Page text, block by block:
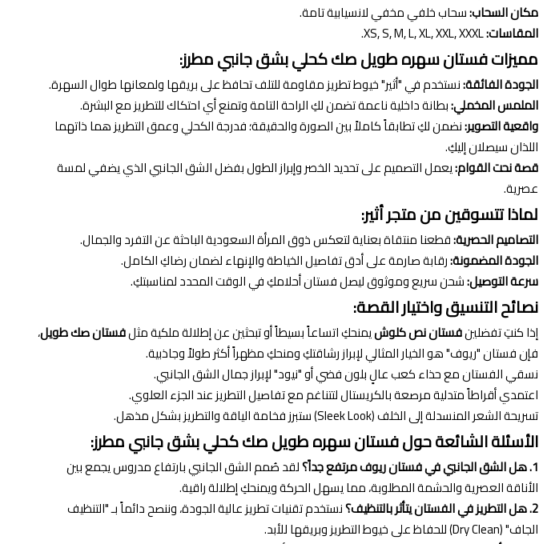
مكان السحاب:سحاب خلفي مخفي لانسيابية تامة.
المقاسات:
مميزات فستان سهره طويل صك كحلي بشق جانبي مطرز:
الجودة الفائقة:نستخدم في "أثير" خيوط تطريز مقاومة للتلف تحافظ على بريقها ولمعانها طوال السهرة.
الملمس المخملي:بطانة داخلية ناعمة تضمن لكِ الراحة التامة وتمنع أي احتكاك للتطريز مع البشرة.
واقعية التصوير:نضمن لكِ تطابقاً كاملاً بين الصورة والحقيقة؛ فدرجة الكحلي وعمق التطريز هما ذاتهما
اللذان سيصلان إليكِ.
قصة نحت القوام:يعمل التصميم على تحديد الخصر وإبراز الطول بفضل الشق الجانبي الذي يضفي لمسة
عصرية.
لماذا تتسوقين من متجر أثير:
التصاميم الحصرية:قطعنا منتقاة بعناية لتعكس ذوق المرأة السعودية الباحثة عن التفرد والجمال.
الجودة المضمونة:رقابة صارمة على أدق تفاصيل الخياطة والإنهاء لضمان رضاكِ الكامل.
سرعة التوصيل:شحن سريع وموثوق ليصل فستان أحلامكِ في الوقت المحدد لمناسبتكِ.
نصائح التنسيق واختيار القصة:
إذا كنتِ تفضلينفستان نص كلوشيمنحكِ اتساعاً بسيطاً أو تبحثين عن إطلالة ملكية مثلفستان صك طويل،
فإن فستان "ريوف" هو الخيار المثالي لإبراز رشاقتكِ ومنحكِ مظهراً أكثر طولاً وجاذبية.
نسقي الفستان مع حذاء كعب عالٍ بلون فضي أو "نيود" لإبراز جمال الشق الجانبي.
اعتمدي أقراطاً متدلية مرصعة بالكريستال لتتناغم مع تفاصيل التطريز عند الجزء العلوي.
تسريحة الشعر المنسدلة إلى الخلف (Sleek Look) ستبرز فخامة الياقة والتطريز بشكل مذهل.
الأسئلة الشائعة حول فستان سهره طويل صك كحلي بشق جانبي مطرز:
1. هل الشق الجانبي في فستان ريوف مرتفع جداً؟
لقد صُمم الشق الجانبي بارتفاع مدروس يجمع بين
الأناقة العصرية والحشمة المطلوبة، مما يسهل الحركة ويمنحكِ إطلالة راقية.
2. هل التطريز في الفستان يتأثر بالتنظيف؟
نستخدم تقنيات تطريز عالية الجودة، وننصح دائماً بـ "التنظيف
الجاف" (Dry Clean) للحفاظ على خيوط التطريز وبريقها للأبد.